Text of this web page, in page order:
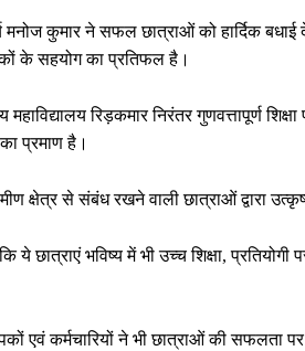
मनोज कुमार ने सफल छात्राओं को हार्दिक
के सहयोग का प्रतिफल है।
रिड़कमार निरंतर गुणवत्तापूर्ण
प्रमाण है।
क्षेत्र से संबंध रखने वाली छात्राओं द्वारा
ये छात्राएं भविष्य में भी उच्च शिक्षा,
एवं कर्मचारियों ने भी छात्राओं की